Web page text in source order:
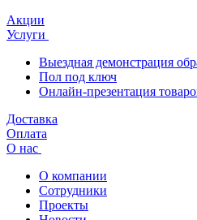
Акции
Услуги
Выездная демонстрация
Пол под ключ
Онлайн-презентация
Доставка
Оплата
О нас
О компании
Сотрудники
Проекты